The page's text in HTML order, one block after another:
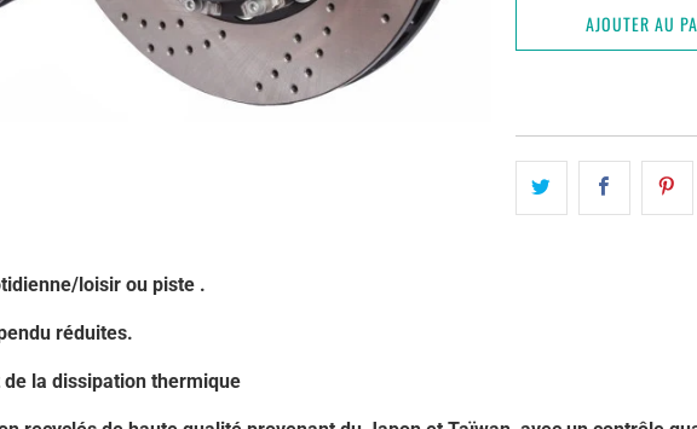
AJOUTER AU
loisir ou piste .
réduites.
la dissipation thermique